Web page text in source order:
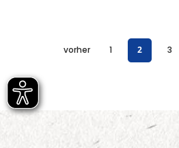
vorher 1 2 3